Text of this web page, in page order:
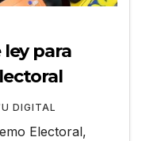
para
DIGITAL
Electoral,